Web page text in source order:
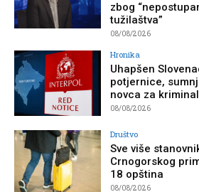
zbog
tužilaštva”
08/08/2026
Hronika
Uhapšen
potjernice,
novca za
08/08/2026
Društvo
Sve više
Crnogorskog
18 opština
08/08/2026